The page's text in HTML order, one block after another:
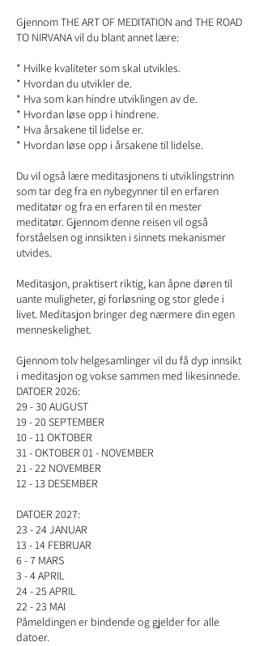
Gjennom THE ART OF MEDITATION and THE ROAD
TO NIRVANA vil du blant annet lære:
* Hvilke kvaliteter som skal utvikles.
* Hvordan du utvikler de.
* Hva som kan hindre utviklingen av de.
* Hvordan løse opp i hindrene.
* Hva årsakene til lidelse er.
* Hvordan løse opp i årsakene til lidelse.
Du vil også lære meditasjonens ti utviklingstrinn
som tar deg fra en nybegynner til en erfaren
meditatør og fra en erfaren til en mester
meditatør. Gjennom denne reisen vil også
forståelsen og innsikten i sinnets mekanismer
utvides.
Meditasjon, praktisert riktig, kan åpne døren til
uante muligheter, gi forløsning og stor glede i
livet. Meditasjon bringer deg nærmere din egen
menneskelighet.
Gjennom tolv helgesamlinger vil du få dyp innsikt
i meditasjon og vokse sammen med likesinnede.
DATOER 2026:
29 - 30 AUGUST
19 - 20 SEPTEMBER
10 - 11 OKTOBER
31 - OKTOBER 01 - NOVEMBER
21 - 22 NOVEMBER
12 - 13 DESEMBER
DATOER 2027:
23 - 24 JANUAR
13 - 14 FEBRUAR
6 - 7 MARS
3 - 4 APRIL
24 - 25 APRIL
22 - 23 MAI
Påmeldingen er bindende og gjelder for alle
datoer.